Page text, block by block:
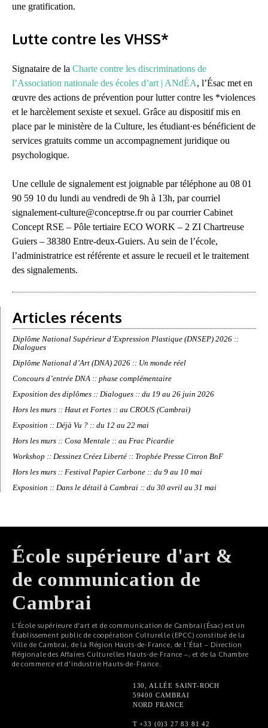
une gratification.
Lutte contre les VHSS*
Signataire de la Charte contre les discriminations de
l’Association nationale des écoles d’art | ANdÉA, l’Ésac met en
œuvre des actions de prévention pour lutter contre les *violences
et le harcèlement sexiste et sexuel. Grâce au dispositif mis en
place par le ministère de la Culture, les étudiant·es bénéficient de
services gratuits comme un accompagnement juridique ou
psychologique.
Une cellule de signalement est joignable par téléphone au 08 01
90 59 10 du lundi au vendredi de 9h à 13h, par courriel
signalement-culture@conceptrse.fr ou par courrier Cabinet
Concept RSE – Pôle tertiaire ECO WORK – 2 ZI Chartreuse
Guiers – 38380 Entre-deux-Guiers. Au sein de l’école,
l’administratrice est référente et assure le recueil et le traitement
des signalements.
Articles récents
Diplôme National Supérieur d’Expression Plastique (DNSEP) 2026 ::
Dialogues
Diplôme National d’Art (DNA) 2026 :: Un monde réel
Concours d’entrée DNA :: phase complémentaire
Exposition des diplômes :: Dialogues :: du 19 au 26 juin 2026
Hors les murs :: Haut et Fortes :: au CROUS (Cambrai)
Exposition :: Déjà Vu ? :: du 12 au 22 mai
Hors les murs :: Cosa Mentale :: au Frac Picardie
Workshop :: Dessinez Créez Liberté :: Trophée Presse Citron BnF
Hors les murs :: Festival Papier Carbone :: du 9 au 10 mai
Exposition :: Dans le détail à Cambrai :: du 30 avril au 31 mai
École supérieure d'art &
de communication de
Cambrai
L’École supérieure d'art et de communication de Cambrai (Ésac) est un
Établissement public de coopération Culturelle (EPCC) constitué de la
Ville de Cambrai, de la Région Hauts-de-France, de l’État – Direction
Régionale des Affaires Culturelles Hauts-de-France –, et de la Chambre
de commerce et d'industrie Hauts-de-France.
130, ALLÉE SAINT-ROCH
59400 CAMBRAI
NORD FRANCE
T +33 (0)3 27 83 81 42